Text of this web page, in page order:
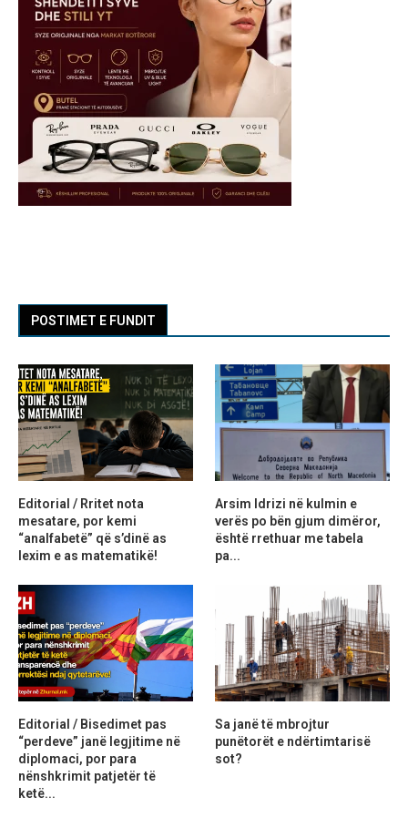
POSTIMET E FUNDIT
Editorial / Rritet nota
mesatare, por kemi
“analfabetë” që s’dinë as
lexim e as matematikë!
Arsim Idrizi në kulmin e
verës po bën gjum dimëror,
është rrethuar me tabela
pa...
Editorial / Bisedimet pas
“perdeve” janë legjitime në
diplomaci, por para
nënshkrimit patjetër të
ketë...
Sa janë të mbrojtur
punëtorët e ndërtimtarisë
sot?